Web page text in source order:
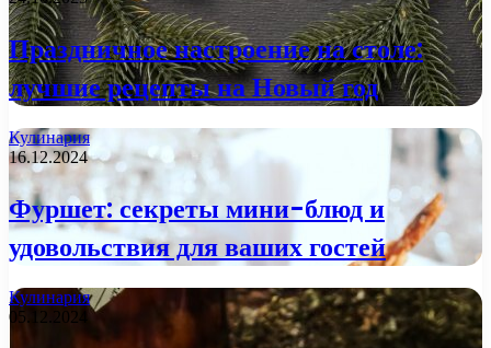
Праздничное настроение на столе:
лучшие рецепты на Новый год
Кулинария
16.12.2024
Фуршет: секреты мини-блюд и
удовольствия для ваших гостей
Кулинария
05.12.2024